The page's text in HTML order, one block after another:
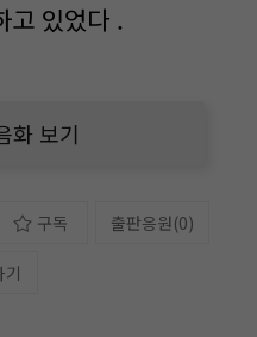
고 있었다 .
화 보기
구독 출판응원(0)
기